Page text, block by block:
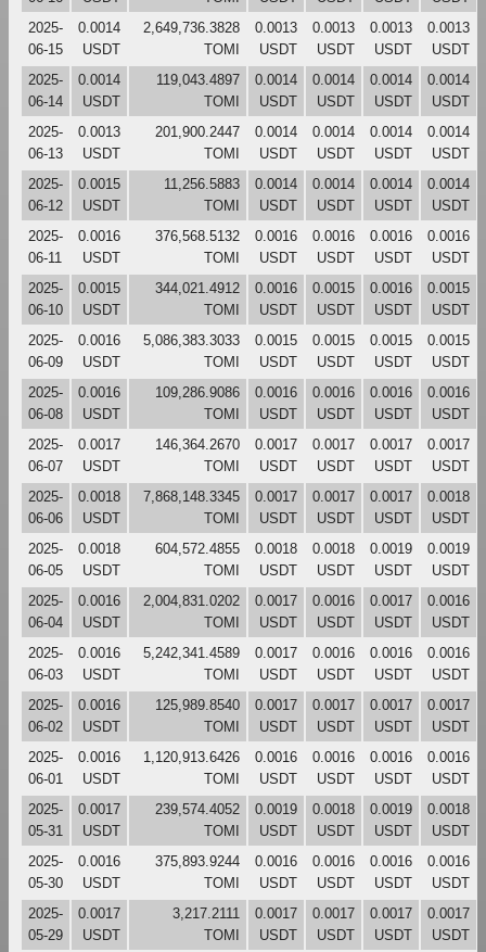
2025-
06-15
0.0014
USDT
2,649,736.3828
TOMI
0.0013
USDT
0.0013
USDT
0.0013
USDT
0.0013
USDT
2025-
06-14
0.0014
USDT
119,043.4897
TOMI
0.0014
USDT
0.0014
USDT
0.0014
USDT
0.0014
USDT
2025-
06-13
0.0013
USDT
201,900.2447
TOMI
0.0014
USDT
0.0014
USDT
0.0014
USDT
0.0014
USDT
2025-
06-12
0.0015
USDT
11,256.5883
TOMI
0.0014
USDT
0.0014
USDT
0.0014
USDT
0.0014
USDT
2025-
06-11
0.0016
USDT
376,568.5132
TOMI
0.0016
USDT
0.0016
USDT
0.0016
USDT
0.0016
USDT
2025-
06-10
0.0015
USDT
344,021.4912
TOMI
0.0016
USDT
0.0015
USDT
0.0016
USDT
0.0015
USDT
2025-
06-09
0.0016
USDT
5,086,383.3033
TOMI
0.0015
USDT
0.0015
USDT
0.0015
USDT
0.0015
USDT
2025-
06-08
0.0016
USDT
109,286.9086
TOMI
0.0016
USDT
0.0016
USDT
0.0016
USDT
0.0016
USDT
2025-
06-07
0.0017
USDT
146,364.2670
TOMI
0.0017
USDT
0.0017
USDT
0.0017
USDT
0.0017
USDT
2025-
06-06
0.0018
USDT
7,868,148.3345
TOMI
0.0017
USDT
0.0017
USDT
0.0017
USDT
0.0018
USDT
2025-
06-05
0.0018
USDT
604,572.4855
TOMI
0.0018
USDT
0.0018
USDT
0.0019
USDT
0.0019
USDT
2025-
06-04
0.0016
USDT
2,004,831.0202
TOMI
0.0017
USDT
0.0016
USDT
0.0017
USDT
0.0016
USDT
2025-
06-03
0.0016
USDT
5,242,341.4589
TOMI
0.0017
USDT
0.0016
USDT
0.0016
USDT
0.0016
USDT
2025-
06-02
0.0016
USDT
125,989.8540
TOMI
0.0017
USDT
0.0017
USDT
0.0017
USDT
0.0017
USDT
2025-
06-01
0.0016
USDT
1,120,913.6426
TOMI
0.0016
USDT
0.0016
USDT
0.0016
USDT
0.0016
USDT
2025-
05-31
0.0017
USDT
239,574.4052
TOMI
0.0019
USDT
0.0018
USDT
0.0019
USDT
0.0018
USDT
2025-
05-30
0.0016
USDT
375,893.9244
TOMI
0.0016
USDT
0.0016
USDT
0.0016
USDT
0.0016
USDT
2025-
05-29
0.0017
USDT
3,217.2111
TOMI
0.0017
USDT
0.0017
USDT
0.0017
USDT
0.0017
USDT